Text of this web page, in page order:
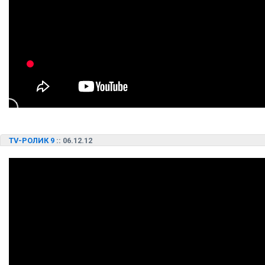
TV-РОЛИК 9 :: 06.12.12